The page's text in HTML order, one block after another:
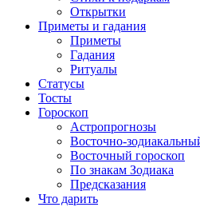
Открытки
Приметы и гадания
Приметы
Гадания
Ритуалы
Статусы
Тосты
Гороскоп
Астропрогнозы
Восточно-
Восточный гороскоп
По знакам Зодиака
Предсказания
Что дарить